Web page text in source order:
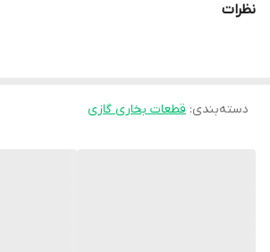
فروشگاه پرداخت خواهد شد.
نظرات
دسته‌بندی: قطعات بخاری گازی